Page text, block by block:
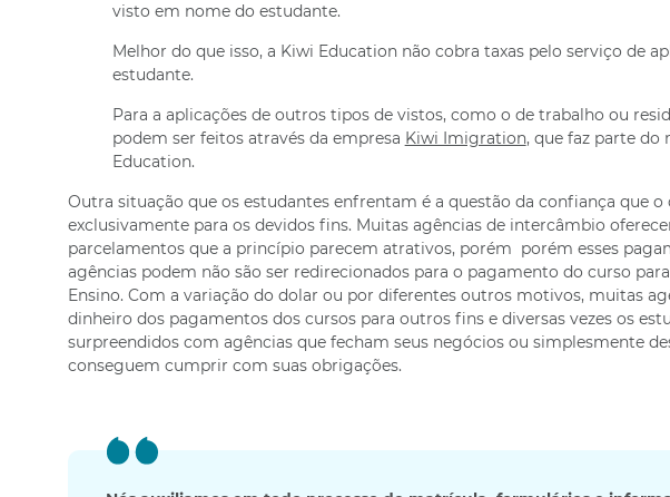
visto em nome do estudante.
Melhor do que isso, a Kiwi Education não cobra taxas pelo serviço de
estudante.
Para a aplicações de outros tipos de vistos, como o de trabalho ou
podem ser feitos através da empresa Kiwi Imigration, que faz parte do
Education.
Outra situação que os estudantes enfrentam é a questão da confiança que
exclusivamente para os devidos fins. Muitas agências de intercâmbio
parcelamentos que a princípio parecem atrativos, porém porém esses
agências podem não são ser redirecionados para o pagamento do curso
Ensino. Com a variação do dolar ou por diferentes outros motivos, muitas
dinheiro dos pagamentos dos cursos para outros fins e diversas vezes os
surpreendidos com agências que fecham seus negócios ou simplesmente
conseguem cumprir com suas obrigações.